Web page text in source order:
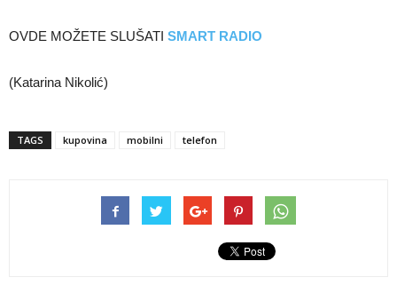
OVDE MOŽETE SLUŠATI SMART RADIO
(Katarina Nikolić)
TAGS kupovina mobilni telefon